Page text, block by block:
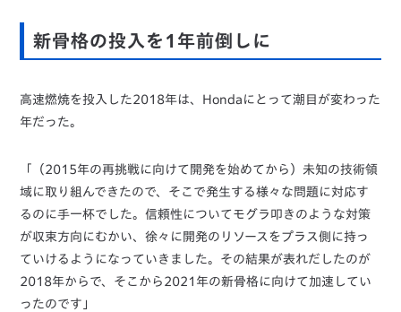
新骨格の投入を1年前倒しに
高速燃焼を投入した2018年は、Hondaにとって潮目が変わった
年だった。
「（2015年の再挑戦に向けて開発を始めてから）未知の技術領
域に取り組んできたので、そこで発生する様々な問題に対応す
るのに手一杯でした。信頼性についてモグラ叩きのような対策
が収束方向にむかい、徐々に開発のリソースをプラス側に持っ
ていけるようになっていきました。その結果が表れだしたのが
2018年からで、そこから2021年の新骨格に向けて加速してい
ったのです」